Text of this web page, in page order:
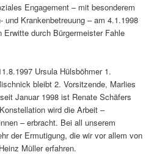
Engagement – mit besonderem
und Krankenbetreuung – am 4.1.1998
Erwitte durch Bürgermeister Fahle
Ursula Hülsböhmer 1.
bleibt 2. Vorsitzende, Marlies
Januar 1998 ist Renate Schäfers
wird die Arbeit –
– erbracht. Bei all unserem
der Ermutigung, die wir vor allem von
Müller erfahren.